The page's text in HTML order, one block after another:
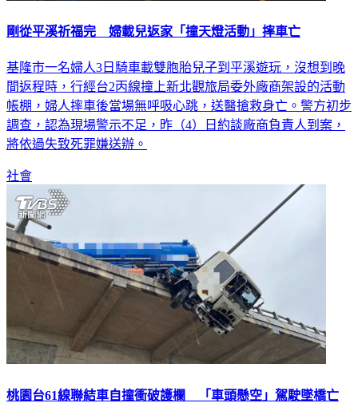
剛從平溪祈福完 婦載兒返家「撞天燈活動」摔車亡
基隆市一名婦人3日騎車載雙胞胎兒子到平溪遊玩，沒想到晚
間返程時，行經台2丙線撞上新北觀旅局委外廠商架設的活動
帳棚，婦人摔車後當場無呼吸心跳，送醫搶救身亡。警方初步
調查，認為現場警示不足，昨（4）日約談廠商負責人到案，
將依過失致死罪嫌送辦。
社會
桃園台61線聯結車自撞衝破護欄 「車頭懸空」駕駛墜橋亡